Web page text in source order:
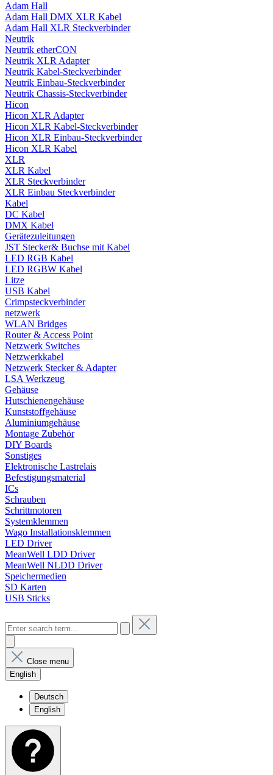
Adam Hall
Adam Hall DMX XLR Kabel
Adam Hall XLR Steckverbinder
Neutrik
Neutrik etherCON
Neutrik XLR Adapter
Neutrik Kabel-Steckverbinder
Neutrik Einbau-Steckverbinder
Neutrik Chassis-Steckverbinder
Hicon
Hicon XLR Adapter
Hicon XLR Kabel-Steckverbinder
Hicon XLR Einbau-Steckverbinder
Hicon XLR Kabel
XLR
XLR Kabel
XLR Steckverbinder
XLR Einbau Steckverbinder
Kabel
DC Kabel
DMX Kabel
Gerätezuleitungen
JST Stecker& Buchse mit Kabel
LED RGB Kabel
LED RGBW Kabel
Litze
USB Kabel
Crimpsteckverbinder
netzwerk
WLAN Bridges
Router & Access Point
Netzwerk Switches
Netzwerkkabel
Netzwerk Stecker & Adapter
LSA Werkzeug
Gehäuse
Hutschienengehäuse
Kunststoffgehäuse
Aluminiumgehäuse
Montage Zubehör
DIY Boards
Sonstiges
Elektronische Lastrelais
Befestigungsmaterial
ICs
Schrauben
Schrittmotoren
Systemklemmen
Wago Installationsklemmen
LED Driver
MeanWell LDD Driver
MeanWell NLDD Driver
Speichermedien
SD Karten
USB Sticks
Close menu
English
Deutsch
English